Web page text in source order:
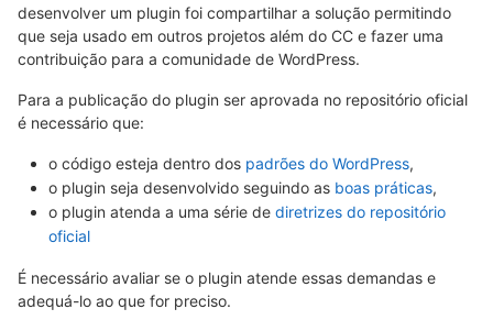
desenvolver um plugin foi compartilhar a solução permitindo
que seja usado em outros projetos além do CC e fazer uma
contribuição para a comunidade de WordPress.
Para a publicação do plugin ser aprovada no repositório oficial
é necessário que:
o código esteja dentro dos padrões do WordPress,
o plugin seja desenvolvido seguindo as boas práticas,
o plugin atenda a uma série de diretrizes do repositório
oficial
É necessário avaliar se o plugin atende essas demandas e
adequá-lo ao que for preciso.